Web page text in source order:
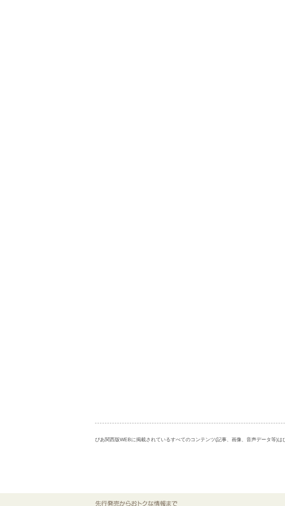
ぴあ関西版WEBに掲載されているすべてのコンテンツ(記事、画像、音声データ等)は